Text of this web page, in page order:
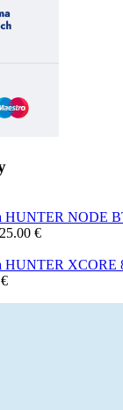
HUNTER NODE
€
HUNTER XCORE
€